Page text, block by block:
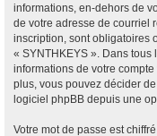
informations, en-dehors de
de votre adresse de courriel
inscription, sont obligatoires
« SYNTHKEYS ». Dans
informations de votre
plus, vous pouvez décider
logiciel phpBB depuis une
Votre mot de passe est